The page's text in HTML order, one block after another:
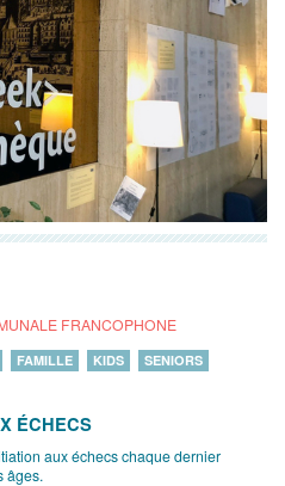
FRANCOPHONE
FAMILLE KIDS SENIORS
ÉCHECS
aux échecs chaque dernier
âges.